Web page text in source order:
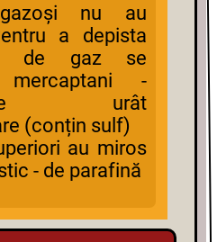
nu au
a depista
de gaz se
mercaptani -
urât
(conțin sulf)
au miros
- de parafină